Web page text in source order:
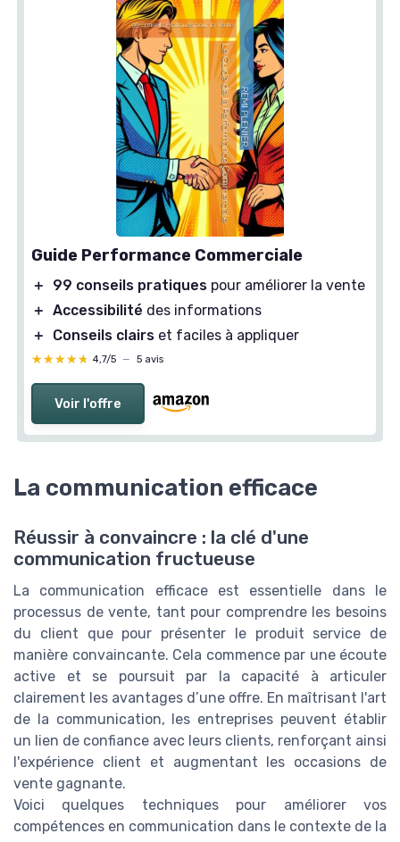
Guide Performance Commerciale
＋ 99 conseils pratiques pour améliorer la vente
＋ Accessibilité des informations
＋
Conseils clairs et faciles à appliquer
★★★★★
★★★★★ 4,7/5 — 5 avis
Voir l'offre
La communication efficace
Réussir à convaincre : la clé d'une
communication fructueuse
La communication efficace est essentielle dans le
processus de vente, tant pour comprendre les besoins
du client que pour présenter le produit service de
manière convaincante. Cela commence par une écoute
active et se poursuit par la capacité à articuler
clairement les avantages d’une offre. En maîtrisant l'art
de la communication, les entreprises peuvent établir
un lien de confiance avec leurs clients, renforçant ainsi
l'expérience client et augmentant les occasions de
vente gagnante.
Voici quelques techniques pour améliorer vos
compétences en communication dans le contexte de la